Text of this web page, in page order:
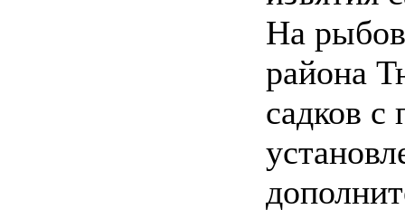
На
района
садков с